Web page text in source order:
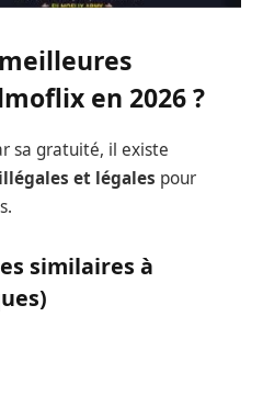
en 2026 ?
sa gratuité, il existe
et légales pour
similaires à